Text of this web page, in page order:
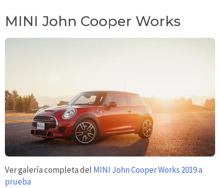
MINI John Cooper Works
Ver galería completa del MINI John Cooper Works 2019 a
prueba